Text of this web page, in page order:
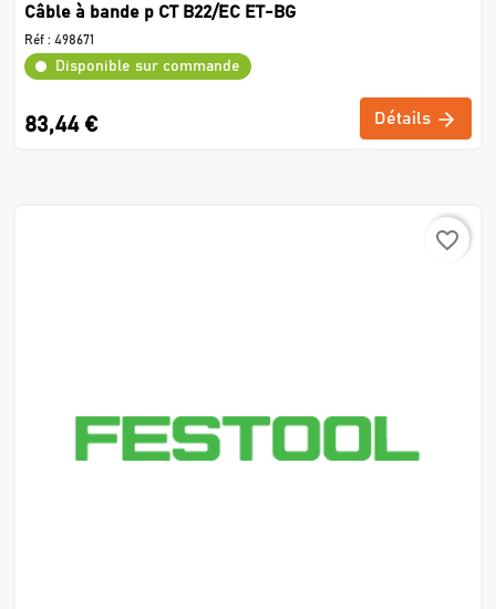
Câble à bande p CT B22/EC ET-BG
Réf : 498671
Disponible sur commande
83,44 € Détails
favorite_border